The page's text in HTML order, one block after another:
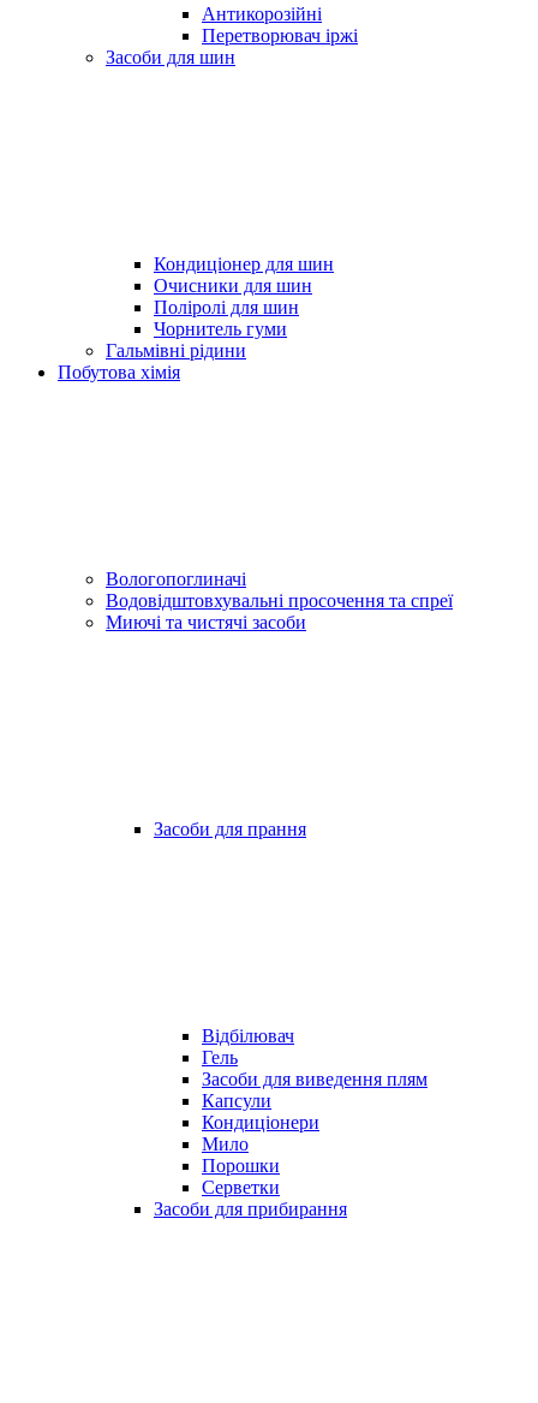
Антикорозійні
Перетворювач іржі
Засоби для шин
Кондиціонер для шин
Очисники для шин
Поліролі для шин
Чорнитель гуми
Гальмівні рідини
Побутова хімія
Вологопоглиначі
Водовідштовхувальні просочення та спреї
Миючі та чистячі засоби
Засоби для прання
Відбілювач
Гель
Засоби для виведення плям
Капсули
Кондиціонери
Мило
Порошки
Серветки
Засоби для прибирання